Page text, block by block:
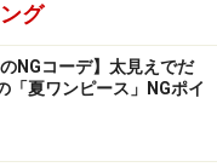
ェットなどと合わせ
防いでコーデを引き
し暖かくなったら、
どの大人可愛いア
きれいめフェミニ
グ
NGコーデ】太見えでだ
「夏ワンピース」NGポイ